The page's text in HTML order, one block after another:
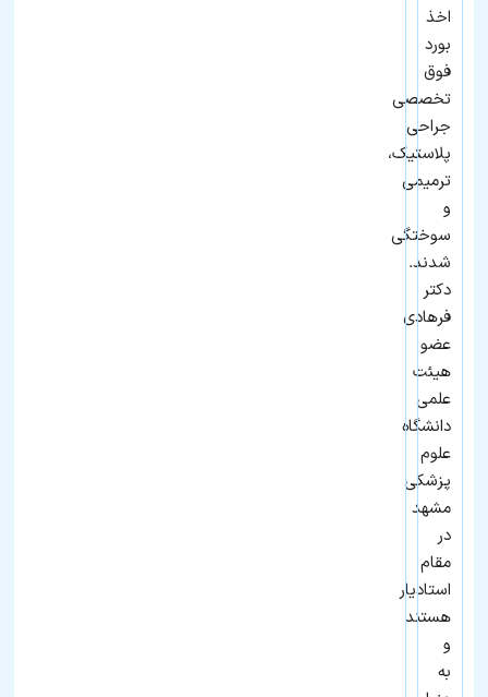
اخذ
بورد
فوق
تخصصی
جراحی
پلاستیک،
ترمیمی
و
سوختگی
شدند.
دکتر
فرهادی
عضو
هیئت
علمی
دانشگاه
علوم
پزشکی
مشهد
در
مقام
استادیار
هستند
و
به